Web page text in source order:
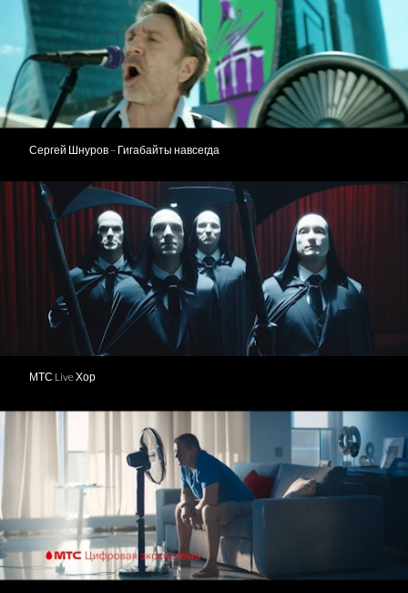
Сергей Шнуров – Гигабайты навсегда
МТС Live Хор